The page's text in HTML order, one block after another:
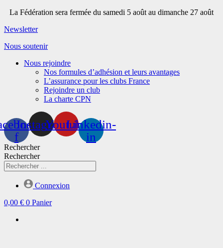
Aller
contenu
La Fédération sera fermée du samedi 5 août au dimanche 27 août
Newsletter
Nous soutenir
Nous rejoindre
Nos formules d’adhésion et leurs avantages
L’assurance pour les clubs France
Rejoindre un club
La charte CPN
f
InstagramYoutubeLinkedin-
in
Rechercher
Rechercher
Connexion
0,00 € 0 Panier